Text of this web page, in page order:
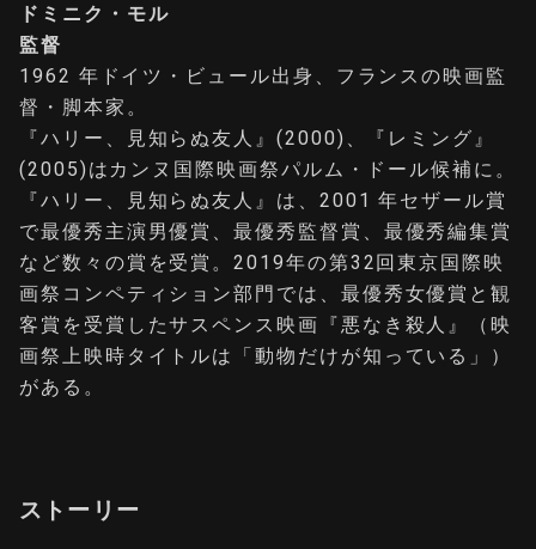
ドミニク・モル
監督
1962 年ドイツ・ビュール出身、フランスの映画監
督・脚本家。
『ハリー、見知らぬ友人』(2000)、『レミング』
(2005)はカンヌ国際映画祭パルム・ドール候補に。
『ハリー、見知らぬ友人』は、2001 年セザール賞
で最優秀主演男優賞、最優秀監督賞、最優秀編集賞
など数々の賞を受賞。2019年の第32回東京国際映
画祭コンペティション部門では、最優秀女優賞と観
客賞を受賞したサスペンス映画『悪なき殺人』（映
画祭上映時タイトルは「動物だけが知っている」）
がある。
ストーリー